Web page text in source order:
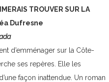
TROUVER SUR LA
Dufresne
d’emménager sur la Côte-
ses repères. Elle les
façon inattendue. Un roman